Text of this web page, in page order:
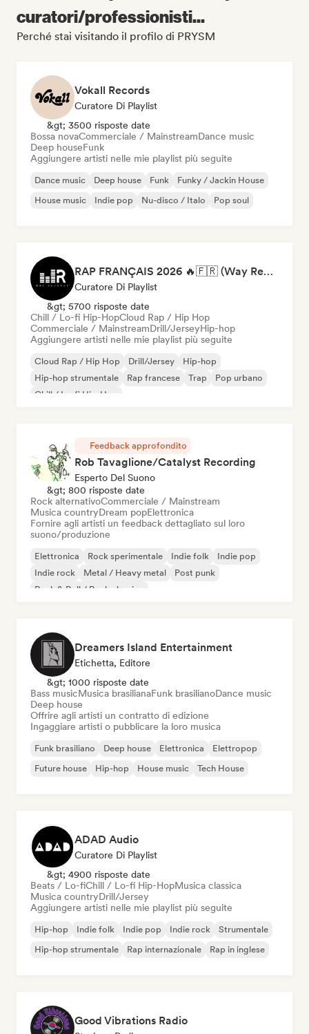
curatori/professionisti...
Perché stai visitando il profilo di PRYSM
Vokall Records
Curatore Di Playlist
&gt; 3500 risposte date
Bossa novaCommerciale / MainstreamDance music
Deep houseFunk
Aggiungere artisti nelle mie playlist più seguite
Dance music Deep house Funk
Funky / Jackin House
House music
Indie pop Nu-disco / Italo Pop soul
RAP FRANÇAIS 2026 🔥🇫🇷 (Way Records)
Curatore Di Playlist
&gt; 5700 risposte date
Chill / Lo-fi Hip-HopCloud Rap / Hip Hop
Commerciale / MainstreamDrill/JerseyHip-hop
Aggiungere artisti nelle mie playlist più seguite
Cloud Rap / Hip Hop Drill/Jersey
Hip-hop
Hip-hop strumentale
Rap francese Trap
Pop urbano
Chill / Lo-fi Hip-Hop
Feedback approfondito
Rob Tavaglione/Catalyst Recording
Esperto Del Suono
&gt; 800 risposte date
Rock alternativoCommerciale / Mainstream
Musica countryDream popElettronica
Fornire agli artisti un feedback dettagliato sul loro
suono/produzione
Elettronica Rock sperimentale Indie folk
Indie pop
Indie rock
Metal / Heavy metal
Post punk
Rock & Roll / Rock classico
Dreamers Island Entertainment
Etichetta, Editore
&gt; 1000 risposte date
Bass musicMusica brasilianaFunk brasilianoDance music
Deep house
Offrire agli artisti un contratto di edizione
Ingaggiare artisti o pubblicare la loro musica
Funk brasiliano Deep house Elettronica
Elettropop
Future house
Hip-hop House music Tech House
ADAD Audio
Curatore Di Playlist
&gt; 4900 risposte date
Beats / Lo-fiChill / Lo-fi Hip-HopMusica classica
Musica countryDrill/Jersey
Aggiungere artisti nelle mie playlist più seguite
Hip-hop Indie folk Indie pop Indie rock
Strumentale
Hip-hop strumentale
Rap internazionale Rap in inglese
Good Vibrations Radio